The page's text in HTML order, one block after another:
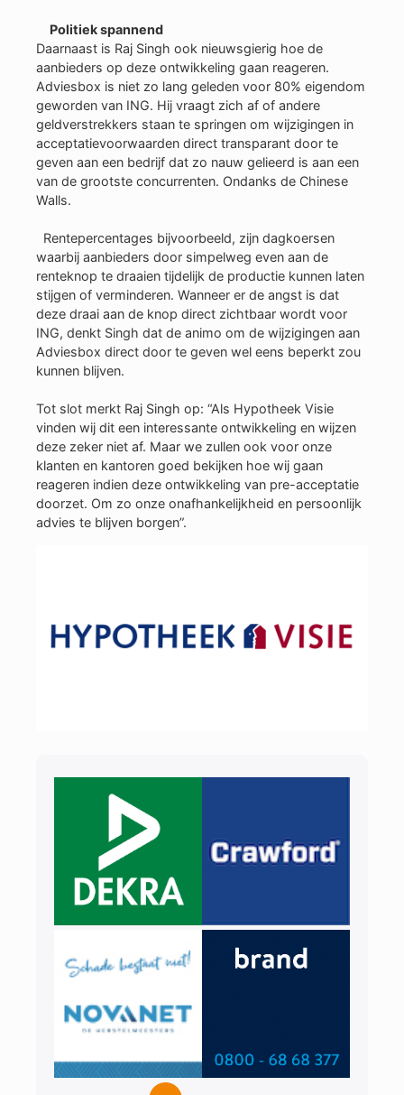
Politiek spannend
Daarnaast is Raj Singh ook nieuwsgierig hoe de
aanbieders op deze ontwikkeling gaan reageren.
Adviesbox is niet zo lang geleden voor 80% eigendom
geworden van ING. Hij vraagt zich af of andere
geldverstrekkers staan te springen om wijzigingen in
acceptatievoorwaarden direct transparant door te
geven aan een bedrijf dat zo nauw gelieerd is aan een
van de grootste concurrenten. Ondanks de Chinese
Walls.
Rentepercentages bijvoorbeeld, zijn dagkoersen
waarbij aanbieders door simpelweg even aan de
renteknop te draaien tijdelijk de productie kunnen laten
stijgen of verminderen. Wanneer er de angst is dat
deze draai aan de knop direct zichtbaar wordt voor
ING, denkt Singh dat de animo om de wijzigingen aan
Adviesbox direct door te geven wel eens beperkt zou
kunnen blijven.
Tot slot merkt Raj Singh op: “Als Hypotheek Visie
vinden wij dit een interessante ontwikkeling en wijzen
deze zeker niet af. Maar we zullen ook voor onze
klanten en kantoren goed bekijken hoe wij gaan
reageren indien deze ontwikkeling van pre-acceptatie
doorzet. Om zo onze onafhankelijkheid en persoonlijk
advies te blijven borgen”.